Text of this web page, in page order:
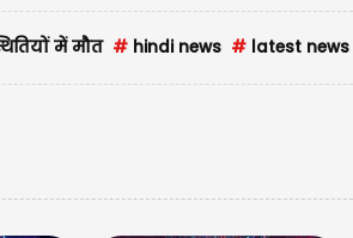
में मौत # hindi news # latest news
USD $1 =
Updated 08/08/2026 20:30 IST